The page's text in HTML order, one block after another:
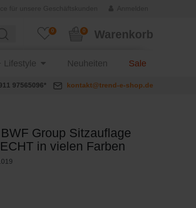
0 Warenkorb
0
Lifestyle Neuheiten Sale
97565096* kontakt@trend-e-shop.de
Group Sitzauflage
in vielen Farben